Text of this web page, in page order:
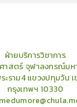
ฝ่ายบริการวิชาการ
สตร์ จุฬาลงกรณ์มห
ะราม4 แขวงปทุมวัน
กรุงเทพฯ 10330